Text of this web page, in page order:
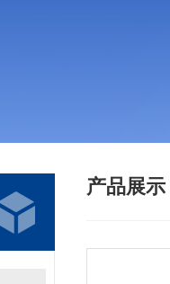
产品展示